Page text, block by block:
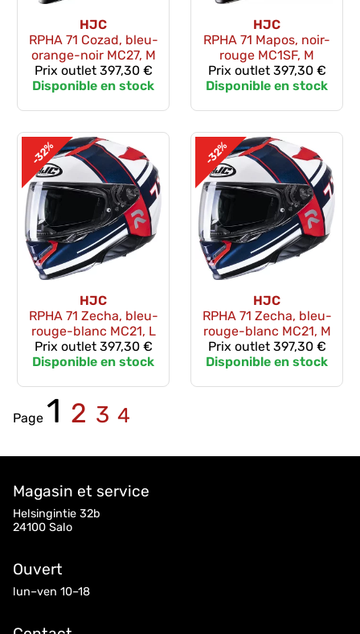
HJC
RPHA 71 Cozad, bleu-
orange-noir MC27, M
Prix outlet397,30 €
Disponible en stock
HJC
RPHA 71 Mapos, noir-
rouge MC1SF, M
Prix outlet397,30 €
Disponible en stock
-32%
HJC
RPHA 71 Zecha, bleu-
rouge-blanc MC21, L
Prix outlet397,30 €
Disponible en stock
-32%
HJC
RPHA 71 Zecha, bleu-
rouge-blanc MC21, M
Prix outlet397,30 €
Disponible en stock
Page 1 2 3 4
Magasin et service
Helsingintie 32b
24100 Salo
Ouvert
lun–ven 10–18